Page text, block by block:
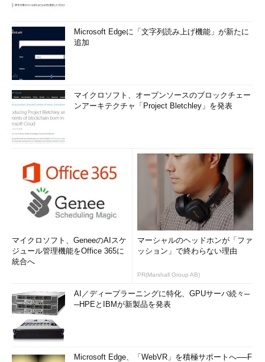
Microsoft Edgeに「文字列読み上げ機能」が新たに
追加
マイクロソフト、オープンソースのブロックチェー
ンアーキテクチャ「Project Bletchley」を発表
マイクロソフト、GeneeのAIスケ
ジュール管理機能をOffice 365に
統合へ
マーシャルのヘッドホンが「ファ
ッション」で終わらない理由
PR(Marshall Group AB)
AI／ディープラーニングに特化、GPUサーバ続々─
─HPEとIBMが新製品を発表
Microsoft Edge、「WebVR」を積極サポートへ──F